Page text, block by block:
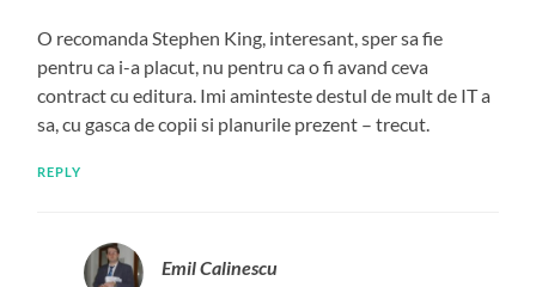
O recomanda Stephen King, interesant, sper sa fie
pentru ca i-a placut, nu pentru ca o fi avand ceva
contract cu editura. Imi aminteste destul de mult de IT a
sa, cu gasca de copii si planurile prezent – trecut.
REPLY
Emil Calinescu